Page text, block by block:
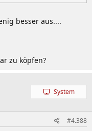
besser aus....
zu köpfen?
System
#4.388